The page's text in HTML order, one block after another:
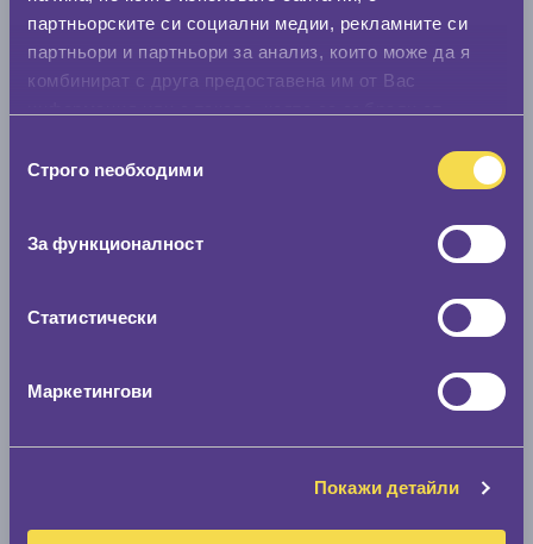
партньорските си социални медии, рекламните си
партньори и партньори за анализ, които може да я
комбинират с друга предоставена им от Вас
наСтрого nеобходими
За функционалност
Статистически
Маркетингови
Покажи детайли
Стар размер
Скоростомер при 100
По марка автомобил